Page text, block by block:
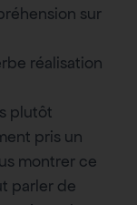
sur
réalisation
plutôt
pris un
montrer ce
parler de